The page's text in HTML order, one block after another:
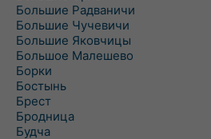
Большие Радваничи
Большие Чучевичи
Большие Яковчицы
Большое Малешево
Борки
Бостынь
Брест
Бродница
Будча